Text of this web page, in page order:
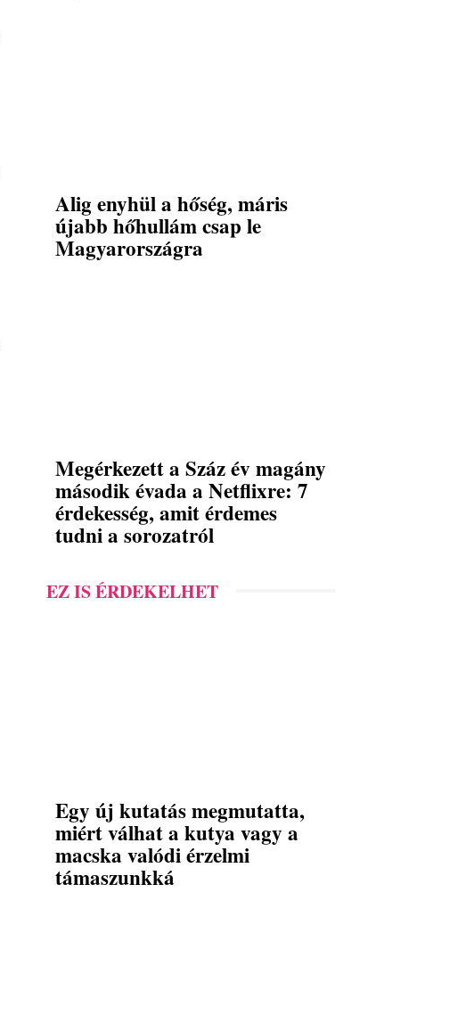
Alig enyhül a hőség, máris
újabb hőhullám csap le
Magyarországra
Megérkezett a Száz év magány
második évada a Netflixre: 7
érdekesség, amit érdemes
tudni a sorozatról
EZ IS ÉRDEKELHET
Egy új kutatás megmutatta,
miért válhat a kutya vagy a
macska valódi érzelmi
támaszunkká